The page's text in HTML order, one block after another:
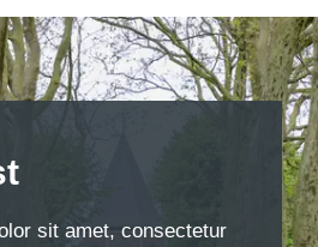
sit amet, consectetur